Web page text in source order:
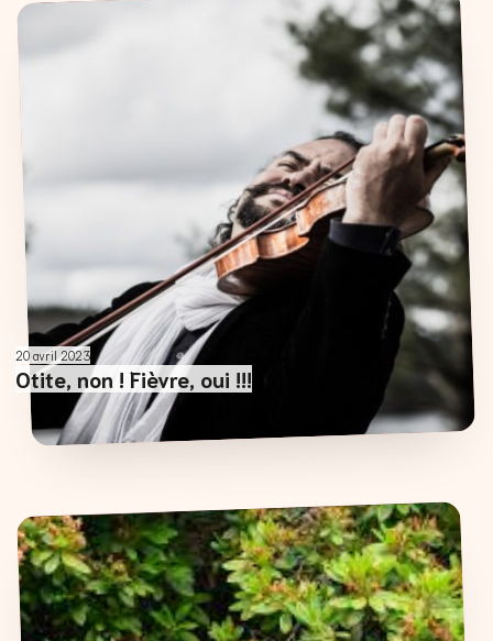
20 avril 2023
Otite, non ! Fièvre, oui !!!